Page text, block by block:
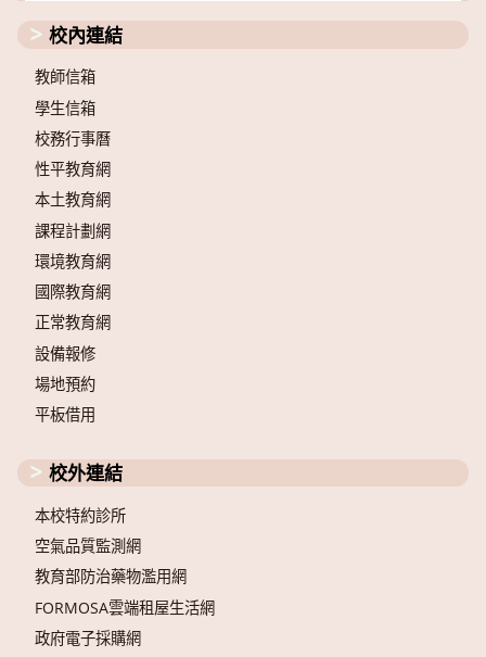
校內連結
教師信箱
學生信箱
校務行事曆
性平教育網
本土教育網
課程計劃網
環境教育網
國際教育網
正常教育網
設備報修
場地預約
平板借用
校外連結
本校特約診所
空氣品質監測網
教育部防治藥物濫用網
FORMOSA雲端租屋生活網
政府電子採購網